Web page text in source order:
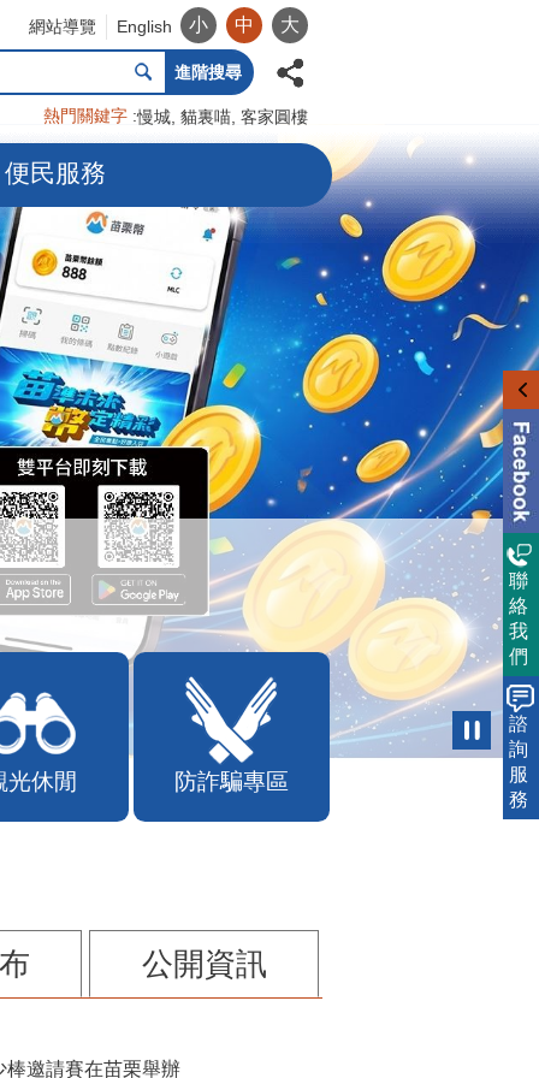
網站導覽 English 小 中 大
進階搜尋
熱門關鍵字 慢城 貓裏喵 客家圓樓
便民服務
光休閒 防詐騙專區
公開資訊
邀請賽在苗栗舉辦
聯
絡
我
們
諮
詢
服
務